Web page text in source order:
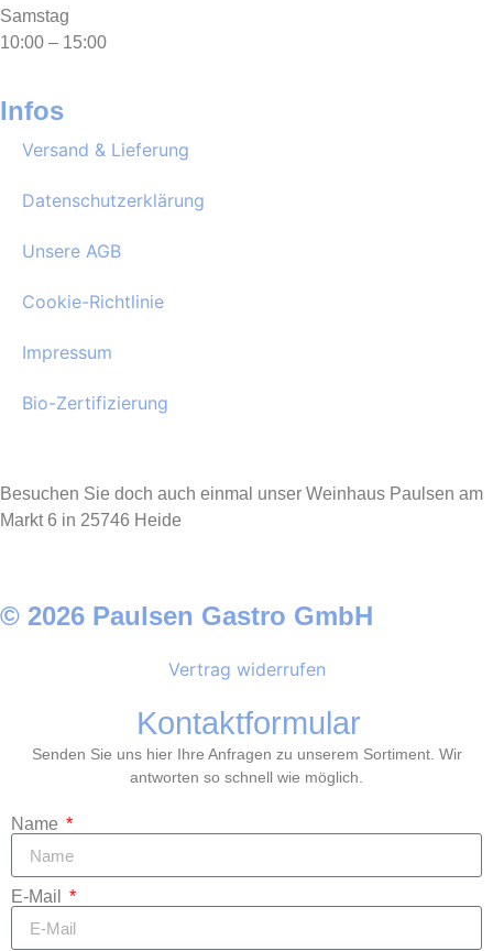
Samstag
10:00 – 15:00
Infos
Versand & Lieferung
Datenschutzerklärung
Unsere AGB
Cookie-Richtlinie
Impressum
Bio-Zertifizierung
Besuchen Sie doch auch einmal unser Weinhaus Paulsen am
Markt 6 in 25746 Heide
© 2026 Paulsen Gastro GmbH
Vertrag widerrufen
Kontaktformular
Senden Sie uns hier Ihre Anfragen zu unserem Sortiment. Wir
antworten so schnell wie möglich.
Name
E-Mail